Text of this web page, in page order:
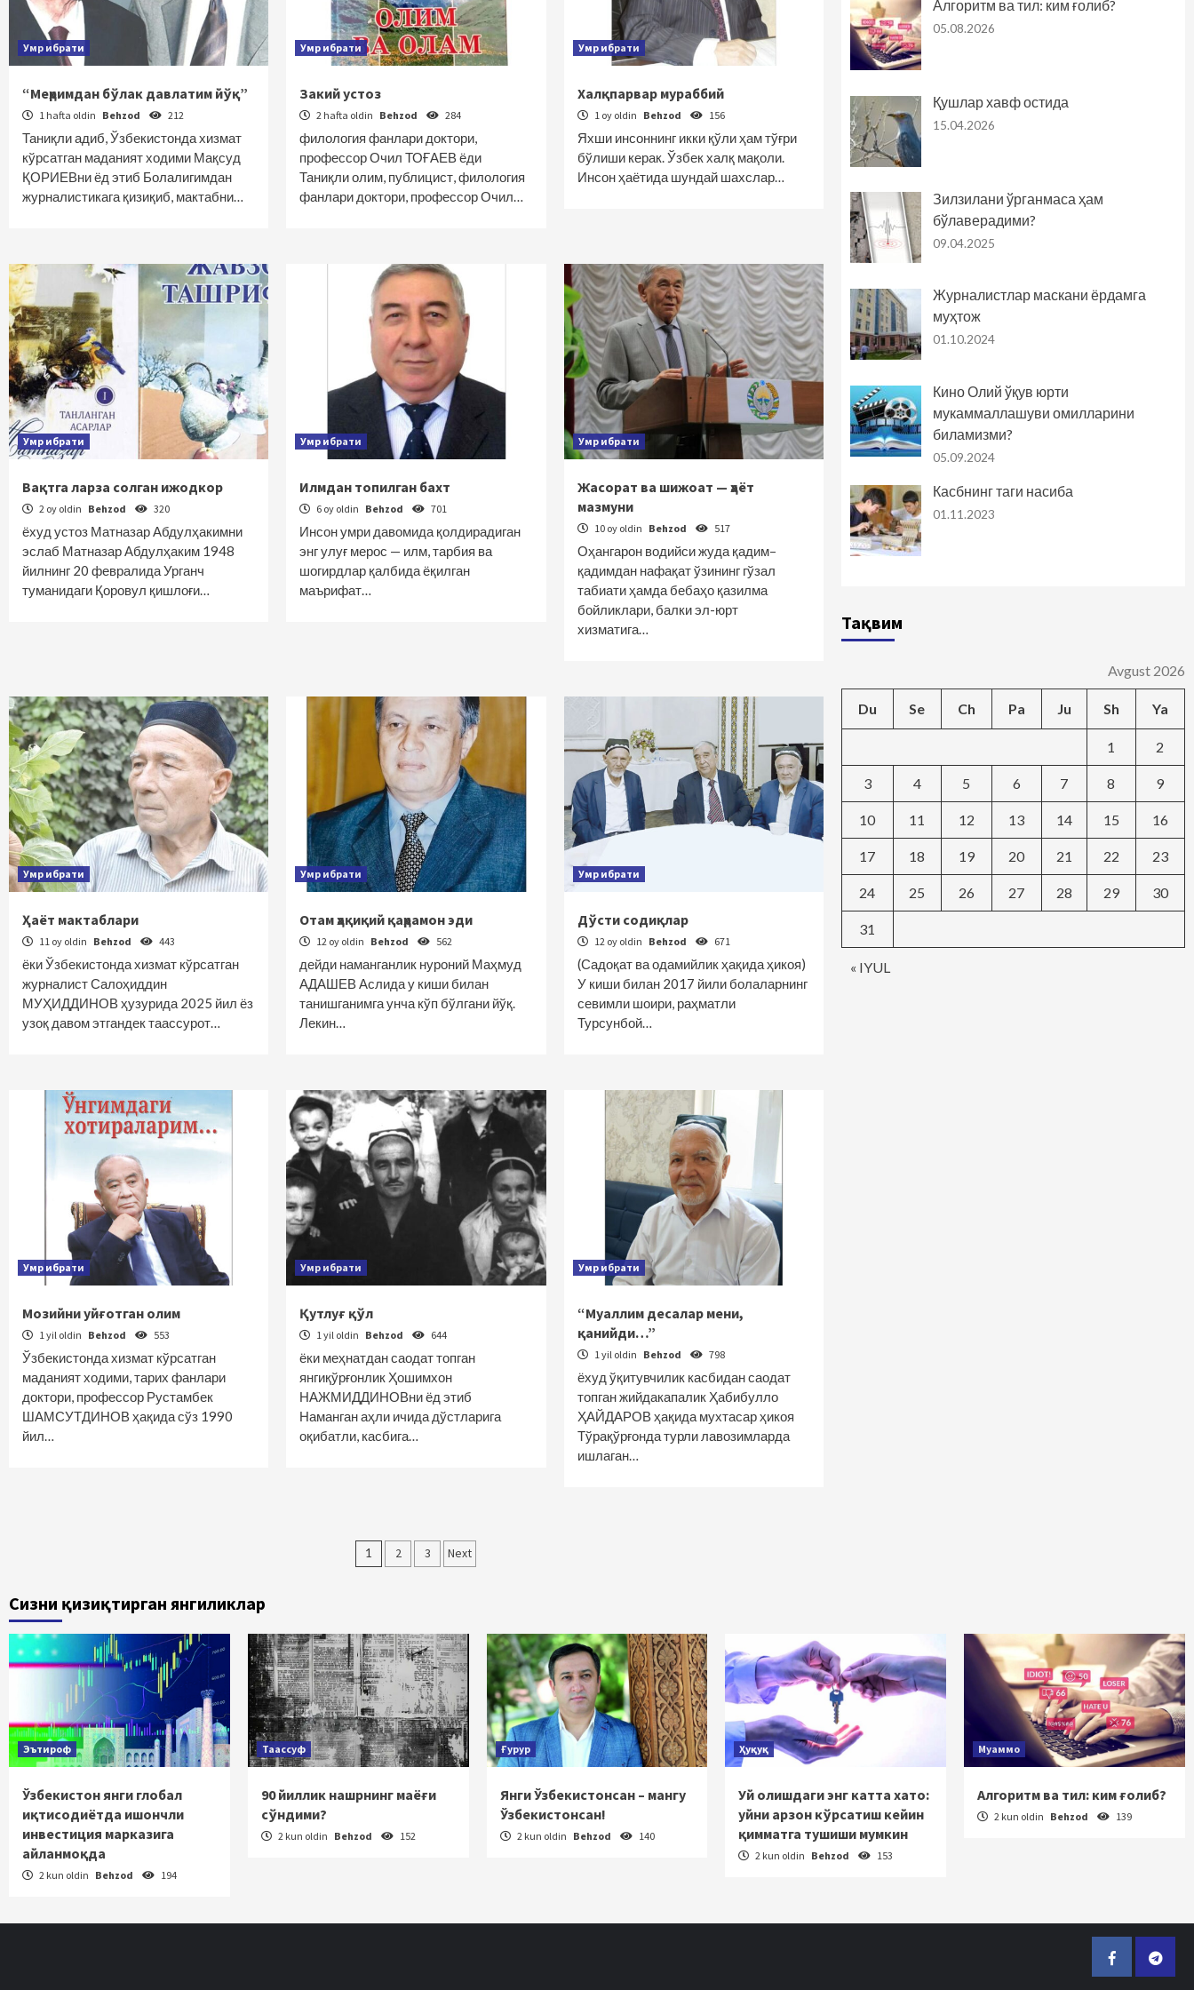
Умр ибрати
“Меҳримдан бўлак давлатим йўқ”
1 hafta oldin Behzod 212
Таниқли адиб, Ўзбекистонда хизмат
кўрсатган маданият ходими Мақсуд
ҚОРИЕВни ёд этиб Болалигимдан
журналистикага қизиқиб, мактабни…
Умр ибрати
Закий устоз
2 hafta oldin Behzod 284
филология фанлари доктори,
профессор Очил ТОҒАЕВ ёди
Таниқли олим, публицист, филология
фанлари доктори, профессор Очил…
Умр ибрати
Халқпарвар мураббий
1 oy oldin Behzod 156
Яхши инсоннинг икки қўли ҳам тўғри
бўлиши керак. Ўзбек халқ мақоли.
Инсон ҳаётида шундай шахслар…
Умр ибрати
Вақтга ларза солган ижодкор
2 oy oldin Behzod 320
ёхуд устоз Матназар Абдулҳакимни
эслаб Матназар Абдулҳаким 1948
йилнинг 20 февралида Урганч
туманидаги Қоровул қишлоғи…
Умр ибрати
Илмдан топилган бахт
6 oy oldin Behzod 701
Инсон умри давомида қолдирадиган
энг улуғ мерос — илм, тарбия ва
шогирдлар қалбида ёқилган
маърифат…
Умр ибрати
Жасорат ва шижоат — ҳаёт
мазмуни
10 oy oldin Behzod 517
Оҳангарон водийси жуда қадим–
қадимдан нафақат ўзининг гўзал
табиати ҳамда бебаҳо қазилма
бойликлари, балки эл-юрт
хизматига…
Умр ибрати
Ҳаёт мактаблари
11 oy oldin Behzod 443
ёки Ўзбекистонда хизмат кўрсатган
журналист Салоҳиддин
МУҲИДДИНОВ ҳузурида 2025 йил ёз
узоқ давом этгандек таассурот…
Умр ибрати
Отам ҳақиқий қаҳрамон эди
12 oy oldin Behzod 562
дейди наманганлик нуроний Маҳмуд
АДАШЕВ Аслида у киши билан
танишганимга унча кўп бўлгани йўқ.
Лекин…
Умр ибрати
Дўсти содиқлар
12 oy oldin Behzod 671
(Садоқат ва одамийлик ҳақида ҳикоя)
У киши билан 2017 йили болаларнинг
севимли шоири, раҳматли
Турсунбой…
Умр ибрати
Мозийни уйғотган олим
1 yil oldin Behzod 553
Ўзбекистонда хизмат кўрсатган
маданият ходими, тарих фанлари
доктори, профессор Рустамбек
ШАМСУТДИНОВ ҳақида сўз 1990
йил…
Умр ибрати
Қутлуғ қўл
1 yil oldin Behzod 644
ёки меҳнатдан саодат топган
янгиқўрғонлик Ҳошимхон
НАЖМИДДИНОВни ёд этиб
Наманган аҳли ичида дўстларига
оқибатли, касбига…
Умр ибрати
“Муаллим десалар мени,
қанийди…”
1 yil oldin Behzod 798
ёхуд ўқитувчилик касбидан саодат
топган жийдакапалик Ҳабибулло
ҲАЙДАРОВ ҳақида мухтасар ҳикоя
Тўрақўрғонда турли лавозимларда
ишлаган…
Maqolalar
1 2 3 Next
Алгоритм ва тил: ким ғолиб?
05.08.2026
Қушлар хавф остида
15.04.2026
Зилзилани ўрганмаса ҳам
бўлаверадими?
09.04.2025
Журналистлар маскани ёрдамга
муҳтож
01.10.2024
Кино Олий ўқув юрти
мукаммаллашуви омилларини
биламизми?
05.09.2024
Касбнинг таги насиба
01.11.2023
Тақвим
Avgust 2026
Du Se Ch Pa Ju Sh Ya
« IYUL
1 2
3 4 5 6 7 8 9
10 11 12 13 14 15 16
17 18 19 20 21 22 23
24 25 26 27 28 29 30
31
Сизни қизиқтирган янгиликлар
Эътироф
Ўзбекистон янги глобал
иқтисодиётда ишончли
инвестиция марказига
айланмоқда
2 kun oldin Behzod 194
Таассуф
90 йиллик нашрнинг маёғи
сўндими?
2 kun oldin Behzod 152
Ғурур
Янги Ўзбекистонсан – мангу
Ўзбекистонсан!
2 kun oldin Behzod 140
Ҳуқуқ
Уй олишдаги энг катта хато:
уйни арзон кўрсатиш кейин
қимматга тушиши мумкин
2 kun oldin Behzod 153
Муаммо
Алгоритм ва тил: ким ғолиб?
2 kun oldin Behzod 139
Facebook